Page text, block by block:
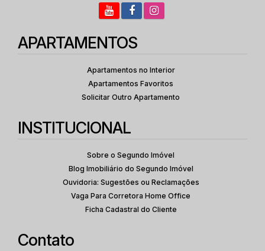
APARTAMENTOS
Apartamentos no Interior
Apartamentos Favoritos
Solicitar Outro Apartamento
INSTITUCIONAL
Sobre o Segundo Imóvel
Blog Imobiliário do Segundo Imóvel
Ouvidoria: Sugestões ou Reclamações
Vaga Para Corretora Home Office
Ficha Cadastral do Cliente
Contato